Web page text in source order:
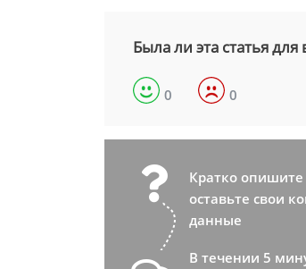
Была ли эта статья для
0 0
Кратко
оставьте свои
данные
В течении 5